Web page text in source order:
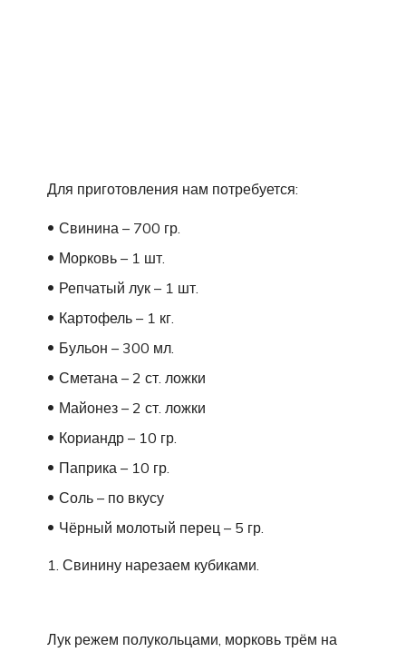
Для приготовления нам потребуется:
Свинина – 700 гр.
Морковь – 1 шт.
Репчатый лук – 1 шт.
Картофель – 1 кг.
Бульон – 300 мл.
Сметана – 2 ст. ложки
Майонез – 2 ст. ложки
Кориандр – 10 гр.
Паприка – 10 гр.
Соль – по вкусу
Чёрный молотый перец – 5 гр.
1. Свинину нарезаем кубиками.
Лук режем полукольцами, морковь трём на